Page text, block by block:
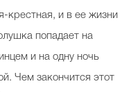
крестная, и в ее жизни
попадает на
и на одну ночь
Чем закончится этот